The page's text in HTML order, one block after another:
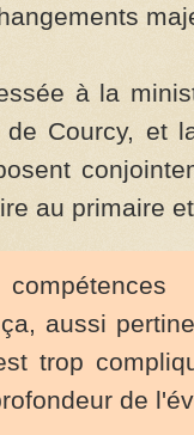
à la
Courcy, et
au primaire
aussi
trop
de